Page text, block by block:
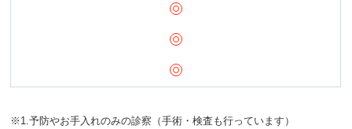
※1.予防やお手入れのみの診察（手術・検査も行っています）